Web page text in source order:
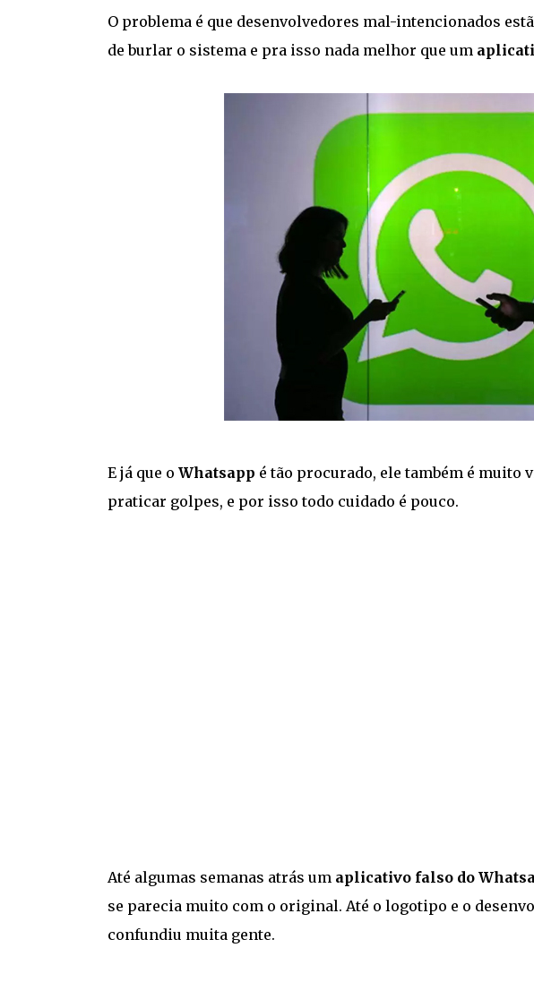
O problema é que desenvolvedores mal-intencionados
de burlar o sistema e pra isso nada melhor que um
E já que o Whatsapp é tão procurado, ele também é muito
praticar golpes, e por isso todo cuidado é pouco.
Até algumas semanas atrás um aplicativo falso do
se parecia muito com o original. Até o logotipo e o
confundiu muita gente.